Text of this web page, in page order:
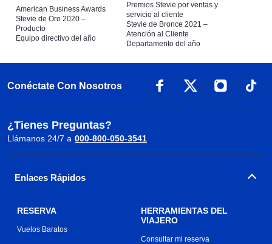
American Business Awards
Stevie de Oro 2020 –
Producto
Equipo directivo del año
Premios Stevie por ventas y
servicio al cliente
Stevie de Bronce 2021 –
Atención al Cliente
Departamento del año
Conéctate Con Nosotros
¿Tienes Preguntas?
Llámanos 24/7 a 000-800-050-3541
Enlaces Rápidos
RESERVA
Vuelos Baratos
HERRAMIENTAS DEL
VIAJERO
Consultar mi reserva